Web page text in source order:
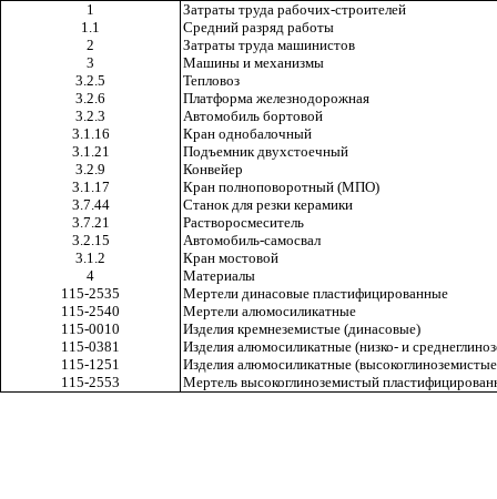
1
Затраты труда рабочих-строителей
1.1
Средний разряд работы
2
Затраты труда машинистов
3
Машины и механизмы
3.2.5
Тепловоз
3.2.6
Платформа железнодорожная
3.2.3
Автомобиль бортовой
3.1.16
Кран однобалочный
3.1.21
Подъемник двухстоечный
3.2.9
Конвейер
3.1.17
Кран полноповоротный (МПО)
3.7.44
Станок для резки керамики
3.7.21
Растворосмеситель
3.2.15
Автомобиль-самосвал
3.1.2
Кран мостовой
4
Материалы
115-2535
Мертели динасовые пластифицированные
115-2540
Мертели алюмосиликатные
115-0010
Изделия кремнеземистые (динасовые)
115-0381
Изделия алюмосиликатные (низко- и
115-1251
Изделия алюмосиликатные
115-2553
Мертель высокоглиноземистый